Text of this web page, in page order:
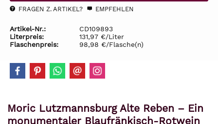
FRAGEN Z. ARTIKEL? EMPFEHLEN
Artikel-Nr.:
CD109893
Literpreis:
131,97 €/Liter
Flaschenpreis:
98,98 €/Flasche(n)
Moric Lutzmannsburg Alte Reben – Ein
monumentaler Blaufränkisch-Rotwein